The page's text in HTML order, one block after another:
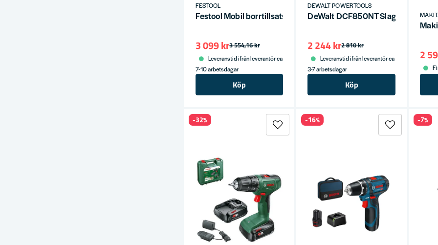
FESTOOL
Festool Mobil borrtillsats MB 40-Set
3 554,16 kr
3 099 kr
Leveranstid ifrån leverantör ca
7-10 arbetsdagar
Köp
DEWALT POWERTOOLS
DeWalt DCF850NT
2 810 kr
2 244 kr
Leveranstid ifrån leverantör ca
3-7 arbetsdagar
Köp
2
-32% -16% -7%